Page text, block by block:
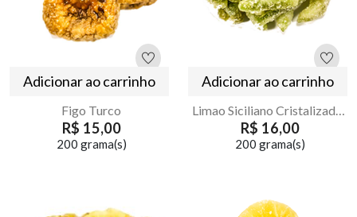
Adicionar ao carrinho
Figo Turco
R$ 15,00
200 grama(s)
Adicionar ao carrinho
R$ 16,00
200 grama(s)